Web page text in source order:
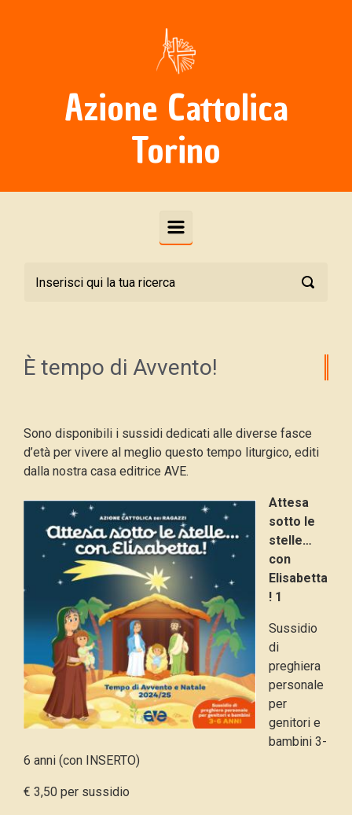
Azione Cattolica
Torino
È tempo di Avvento!
Sono disponibili i sussidi dedicati alle diverse fasce
d’età per vivere al meglio questo tempo liturgico, editi
dalla nostra casa editrice AVE.
Attesa
sotto le
stelle…
con
Elisabetta
! 1
Sussidio
di
preghiera
personale
per
genitori e
bambini 3-
6 anni (con INSERTO)
€ 3,50 per sussidio